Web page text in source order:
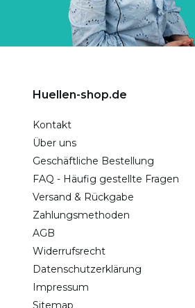
Huellen-shop.de
Kontakt
Über uns
Geschäftliche Bestellung
FAQ - Häufig gestellte Fragen
Versand & Rückgabe
Zahlungsmethoden
AGB
Widerrufsrecht
Datenschutzerklärung
Impressum
Sitemap